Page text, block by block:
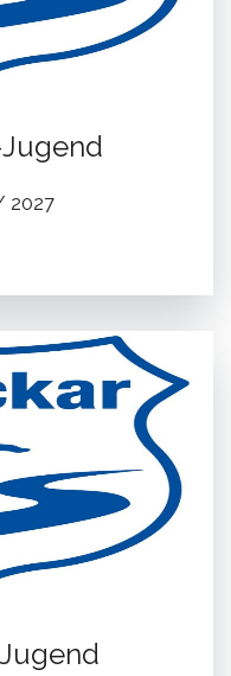
2027